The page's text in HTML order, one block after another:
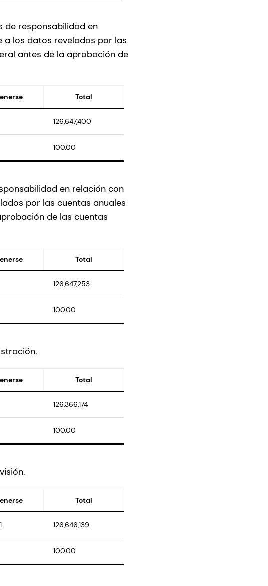
de responsabilidad en
a los datos revelados por las
antes de la aprobación de
Total
126,647,400
100.00
en relación con
por las cuentas anuales
de las cuentas
Total
126,647,253
100.00
Total
126,366,174
100.00
Total
126,646,139
100.00